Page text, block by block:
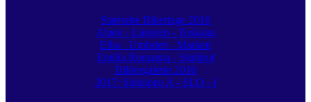
Startseite Bikertage 2016
Alpen - Ligurien - Toskana
Elba - Umbrien - Marken
Emilia Romagna - Südtirol
Bildergalerie 2016
2017: Südalpen A - SLO - I